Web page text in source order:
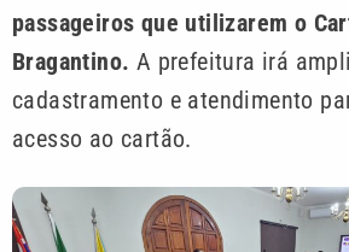
passageiros que utilizarem o
Bragantino. A prefeitura irá
cadastramento e atendimento
acesso ao cartão.